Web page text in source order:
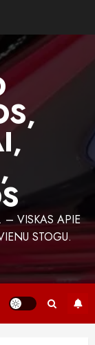
VISKAS APIE
STOGU.